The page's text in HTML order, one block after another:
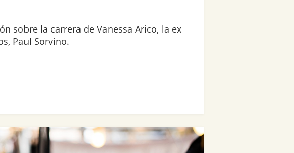
sobre la carrera de Vanessa Arico, la ex
Paul Sorvino.